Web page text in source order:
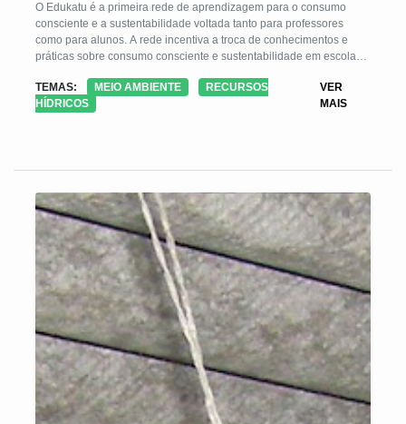
O Edukatu é a primeira rede de aprendizagem para o consumo
consciente e a sustentabilidade voltada tanto para professores
como para alunos. A rede incentiva a troca de conhecimentos e
práticas sobre consumo consciente e sustentabilidade em escolas
Edukatu (www.edukatu.org.br) é dividida em três blocos: o “Na
Mochila”, com conteúdos de referência sobre consumo consciente e
experiências, e que conta com a participação de mediador do
TEMAS: MEIO AMBIENTE
RECURSOS
HÍDRICOS
VER
MAIS